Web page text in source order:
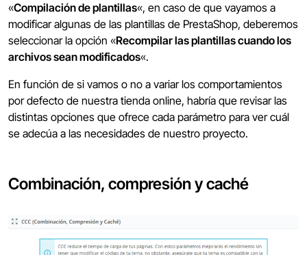
«Compilación de plantillas«, en caso de que vayamos a
modificar algunas de las plantillas de PrestaShop, deberemos
seleccionar la opción «Recompilar las plantillas cuando los
archivos sean modificados«.
En función de si vamos o no a variar los comportamientos
por defecto de nuestra tienda online, habría que revisar las
distintas opciones que ofrece cada parámetro para ver cuál
se adecúa a las necesidades de nuestro proyecto.
Combinación, compresión y caché